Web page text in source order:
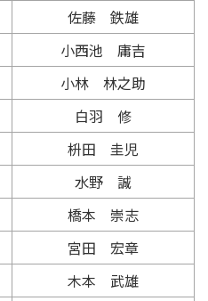
佐藤 鉄雄
小西池 庸吉
小林 林之助
白羽 修
枡田 圭児
水野 誠
橋本 崇志
宮田 宏章
木本 武雄